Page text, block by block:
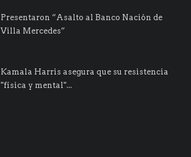
Presentaron “Asalto al Banco Nación de
Villa Mercedes”
Kamala Harris asegura que su resistencia
"física y mental"...